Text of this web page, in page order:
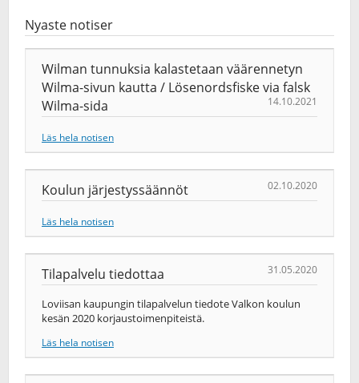
Nyaste notiser
Wilman tunnuksia kalastetaan väärennetyn
Wilma-sivun kautta / Lösenordsfiske via falsk
Wilma-sida
14.10.2021
Läs hela notisen
Koulun järjestyssäännöt 02.10.2020
Läs hela notisen
Tilapalvelu tiedottaa 31.05.2020
Loviisan kaupungin tilapalvelun tiedote Valkon koulun
kesän 2020 korjaustoimenpiteistä.
Läs hela notisen